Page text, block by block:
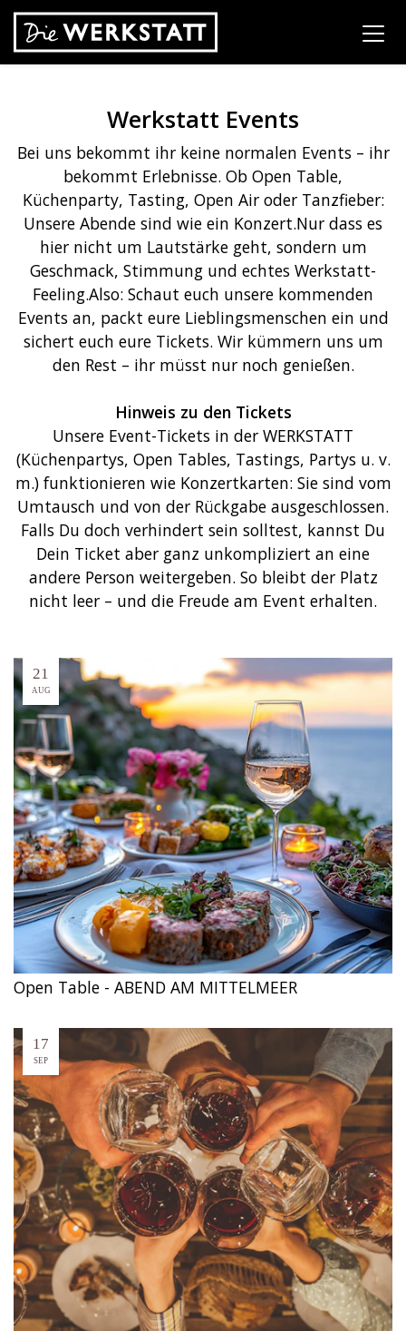
Werkstatt Events
Bei uns bekommt ihr keine normalen Events – ihr
bekommt Erlebnisse. Ob Open Table,
Küchenparty, Tasting, Open Air oder Tanzfieber:
Unsere Abende sind wie ein Konzert.Nur dass es
hier nicht um Lautstärke geht, sondern um
Geschmack, Stimmung und echtes Werkstatt-
Feeling.Also: Schaut euch unsere kommenden
Events an, packt eure Lieblingsmenschen ein und
sichert euch eure Tickets. Wir kümmern uns um
den Rest – ihr müsst nur noch genießen.
Hinweis zu den Tickets
Unsere Event-Tickets in der WERKSTATT
(Küchenpartys, Open Tables, Tastings, Partys u. v.
m.) funktionieren wie Konzertkarten: Sie sind vom
Umtausch und von der Rückgabe ausgeschlossen.
Falls Du doch verhindert sein solltest, kannst Du
Dein Ticket aber ganz unkompliziert an eine
andere Person weitergeben. So bleibt der Platz
nicht leer – und die Freude am Event erhalten.
21
AUG
Open Table - ABEND AM MITTELMEER
17
SEP